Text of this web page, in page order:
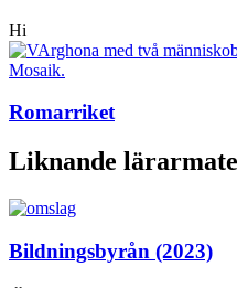
Hi
Romarriket
Liknande
Bildningsbyrån (2023)